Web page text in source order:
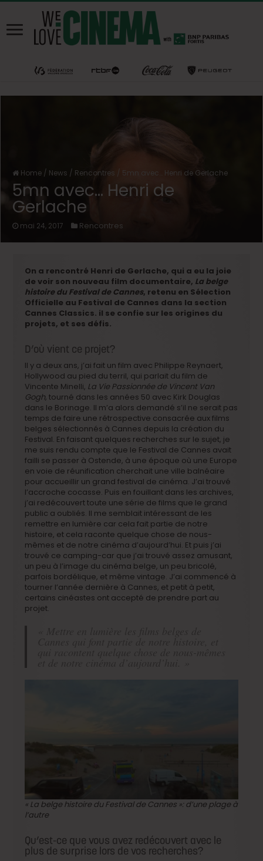
Home / News / Rencontres / 5mn avec… Henri de Gerlache
5mn avec… Henri de
Gerlache
mai 24, 2017 Rencontres
On a rencontré Henri de Gerlache, qui a eu la joie
de voir son nouveau film documentaire, La belge
histoire du Festival de Cannes, retenu en Sélection
Officielle au Festival de Cannes dans la section
Cannes Classics. il se confie sur les origines du
projets, et ses défis.
D’où vient ce projet?
Il y a deux ans, j’ai fait un film avec Philippe Reynaert,
Hollywood au pied du terril, qui parlait du film de
Vincente Minelli, La Vie Passionnée de Vincent Van
Gogh,tourné dans les années 50 avec Kirk Douglas
dans le Borinage. Il m’a alors demandé s’il ne serait pas
temps de faire une rétrospective consacrée aux films
belges sélectionnés à Cannes depuis la création du
Festival. En faisant quelques recherches sur le sujet, je
me suis rendu compte que le Festival de Cannes avait
failli se passer à Ostende, à une époque où une Europe
en voie de réunification cherchait une ville balnéaire
pour accueillir un grand festival de cinéma. J’ai trouvé
l’accroche cocasse. Puis en fouillant dans les archives,
j’ai redécouvert toute une série de films que le grand
public a oubliés. Il me semblait intéressant de les
remettre en lumière car cela fait partie de notre
histoire, et cela raconte quelque chose de nous-
mêmes et de notre cinéma d’aujourd’hui. Et puis j’ai
trouvé ce camping-car que j’ai trouvé assez amusant,
un peu à l’image du cinéma belge, un peu bricolé,
parfois bordélique, et même vintage. J’ai commencé à
tourner l’année dernière à Cannes, et petit à petit,
certains cinéastes ont accepté de prendre part au
projet.
« La belge histoire du Festival de Cannes »: d’une plage à
l’autre
Qu’est-ce que vous avez redécouvert avec le
plus de surprise lors de vos recherches?